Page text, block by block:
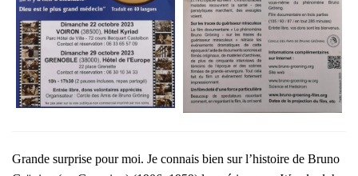
Grande sur­prise pour moi. Je connais bien sur l’his­toire de Bru­no